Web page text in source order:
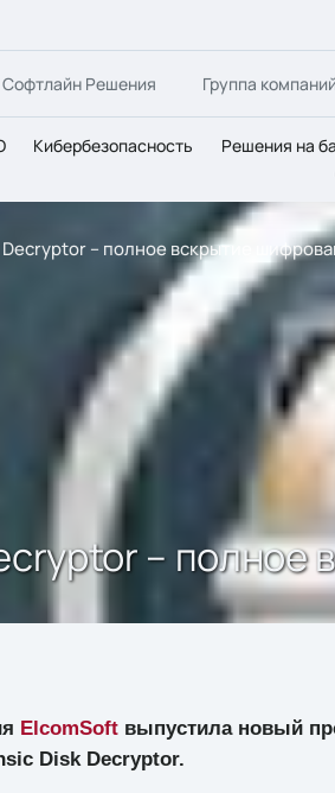
Софтлайн Решения Группа
Кибербезопасность Решения на
– полное вскрытие
–
ElcomSoftвыпустила новый
Disk Decryptor.